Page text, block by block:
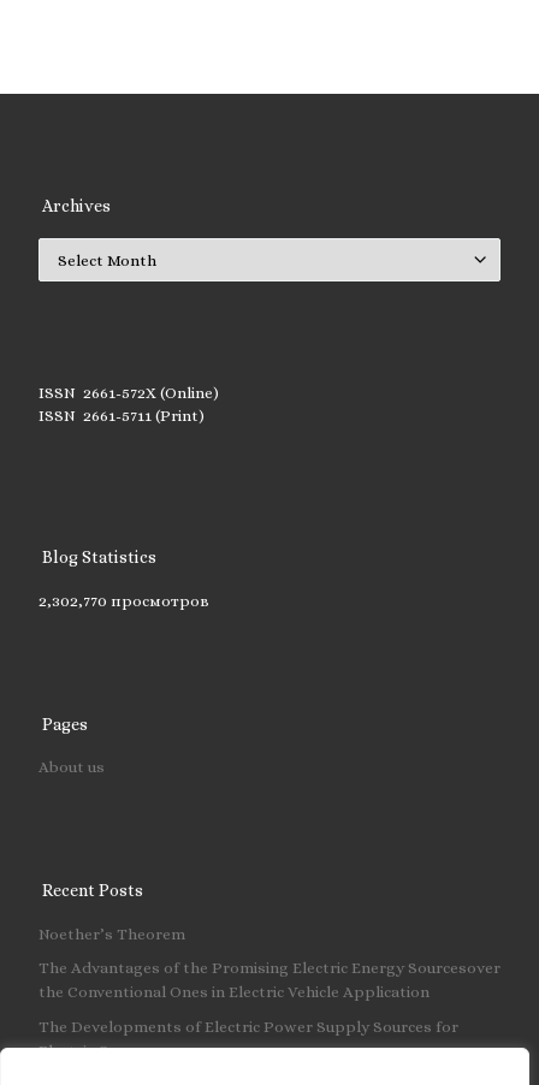
Archives
ISSN 2661-572X (Online)
ISSN 2661-5711 (Print)
Blog Statistics
2,302,770 просмотров
Pages
About us
Recent Posts
Noether’s Theorem
The Advantages of the Promising Electric Energy Sourcesover
the Conventional Ones in Electric Vehicle Application
The Developments of Electric Power Supply Sources for
Electric Cars